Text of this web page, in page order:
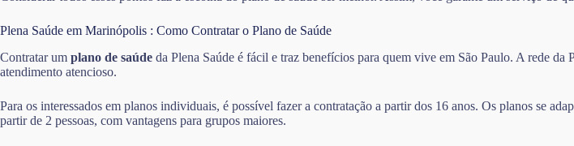
Plena Saúde em Marinópolis : Como Contratar o Plano de Saúde
Contratar um plano de saúde da Plena Saúde é fácil e traz benefícios para quem vive em São Paulo. A rede
atendimento atencioso.
Para os interessados em planos individuais, é possível fazer a contratação a partir dos 16 anos. Os planos se
partir de 2 pessoas, com vantagens para grupos maiores.